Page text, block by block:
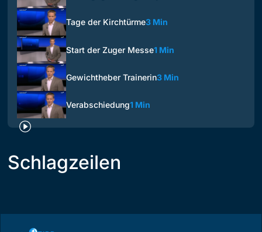
Tage der Kirchtürme3 Min
Start der Zuger Messe1 Min
Gewichtheber Trainerin3 Min
Verabschiedung1 Min
Schlagzeilen